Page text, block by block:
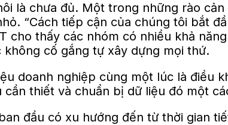
là chưa đủ. Một trong những rào
“Cách tiếp cận của chúng tôi bắt
cho thấy các nhóm có nhiều khả
cố gắng tự xây dựng mọi thứ.
doanh nghiệp cùng một lúc là điều
thiết và chuẩn bị dữ liệu đó một
đầu có xu hướng đến từ thời gian